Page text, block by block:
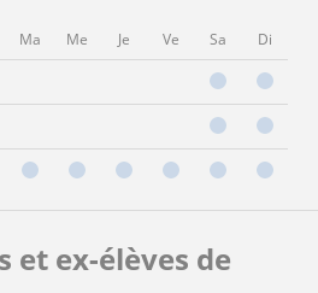
Ma Me Je Ve Sa Di
et ex-élèves de